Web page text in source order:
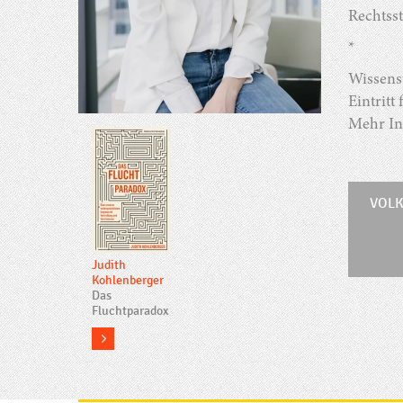
Judith
Kohlenberger
Das
Fluchtparadox
more
*
Eintritt
Mehr